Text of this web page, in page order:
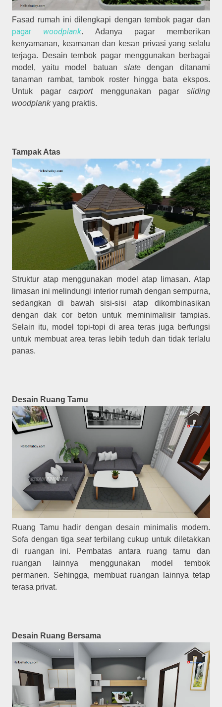
Fasad rumah ini dilengkapi dengan tembok pagar dan
pagar woodplank. Adanya pagar memberikan
kenyamanan, keamanan dan kesan privasi yang selalu
terjaga. Desain tembok pagar menggunakan berbagai
model, yaitu model batuan slatedengan ditanami
tanaman rambat, tambok roster hingga bata ekspos.
Untuk pagarcarportmenggunakan pagar sliding
woodplankyang praktis.
Tampak Atas
Struktur atap menggunakan model atap limasan. Atap
limasan ini melindungi interior rumah dengan sempurna,
sedangkan di bawah sisi-sisi atap dikombinasikan
dengan dak cor beton untuk meminimalisir tampias.
Selain itu, model topi-topi di area teras juga berfungsi
untuk membuat area teras lebih teduh dan tidak terlalu
panas.
Desain Ruang Tamu
Ruang Tamu hadir dengan desain minimalis modern.
Sofa dengan tigaseatterbilang cukup untuk diletakkan
di ruangan ini. Pembatas antara ruang tamu dan
ruangan lainnya menggunakan model tembok
permanen. Sehingga, membuat ruangan lainnya tetap
terasa privat.
Desain Ruang Bersama